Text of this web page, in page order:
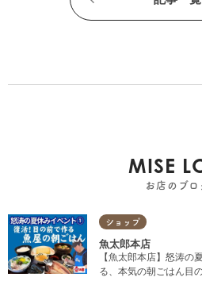
MISE
お店のブロ
ショップ
魚太郎本店
【魚太郎本店】怒涛
る、本気の朝ごはん目